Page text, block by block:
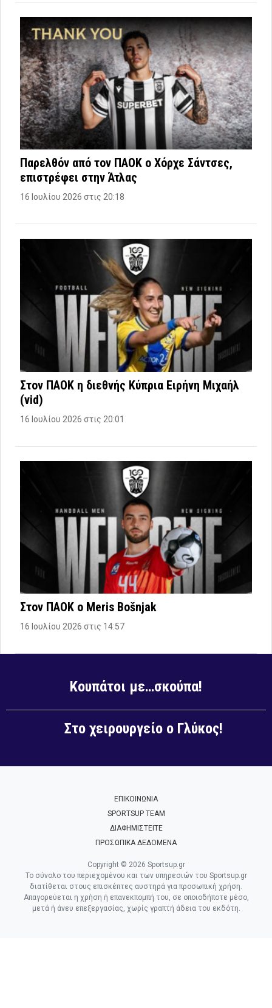
Παρελθόν από τον ΠΑΟΚ ο Χόρχε Σάντσες,
επιστρέφει στην Άτλας
16 Ιουλίου 2026 στις 20:18
Στον ΠΑΟΚ η διεθνής Κύπρια Ειρήνη Μιχαήλ
(vid)
16 Ιουλίου 2026 στις 20:01
Στον ΠΑΟΚ ο Meris Bošnjak
16 Ιουλίου 2026 στις 14:57
Κουπάτοι με…σκούπα!
Στο χειρουργείο ο Γλύκος!
ΕΠΙΚΟΙΝΩΝΙΑ
SPORTSUP TEAM
ΔΙΑΦΗΜΙΣΤΕΙΤΕ
ΠΡΟΣΩΠΙΚΑ ΔΕΔΟΜΕΝΑ
Copyright © 2026 Sportsup.gr
Το σύνολο του περιεχομένου και των υπηρεσιών του Sportsup.gr
διατίθεται στους επισκέπτες αυστηρά για προσωπική χρήση.
Απαγορεύεται η χρήση ή επανεκπομπή του, σε οποιοδήποτε μέσο,
μετά ή άνευ επεξεργασίας, χωρίς γραπτή άδεια του εκδότη.